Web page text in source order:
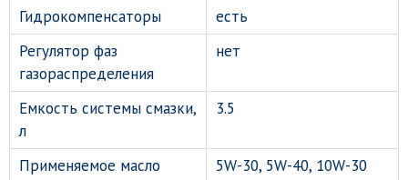
Гидрокомпенсаторы
есть
Регулятор фаз
газораспределения
нет
Емкость системы смазки,
л
3.5
Применяемое масло
5W-30, 5W-40, 10W-30